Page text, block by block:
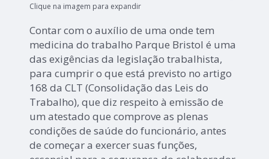
Clique na imagem para expandir
Contar com o auxílio de uma onde tem
medicina do trabalho Parque Bristol é uma
das exigências da legislação trabalhista,
para cumprir o que está previsto no artigo
168 da CLT (Consolidação das Leis do
Trabalho), que diz respeito à emissão de
um atestado que comprove as plenas
condições de saúde do funcionário, antes
de começar a exercer suas funções,